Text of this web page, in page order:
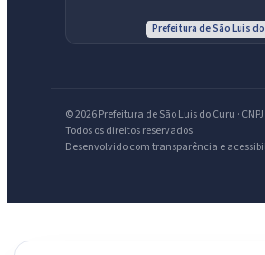
Prefeitura de São Luis do
© 2026 Prefeitura de São Luis do Curu ·
Todos os direitos reservados
Desenvolvido com transparência e